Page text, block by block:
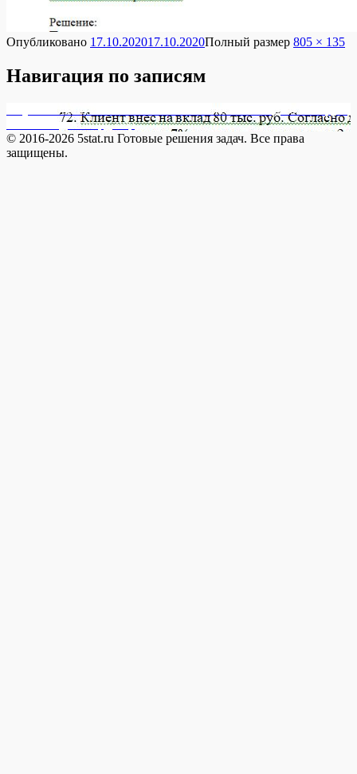
Опубликовано 17.10.202017.10.2020Полный размер 805 × 135
Навигация по записям
Опубликовано в
17609-3 72. Клиент внес на вклад 80 тыс. руб.
Согласно договору, пер
© 2016-2026 5stat.ru Готовые решения задач. Все права
защищены.